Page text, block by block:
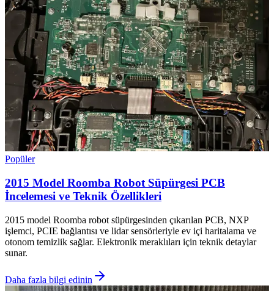
Popüler
2015 Model Roomba Robot Süpürgesi PCB
İncelemesi ve Teknik Özellikleri
2015 model Roomba robot süpürgesinden çıkarılan PCB, NXP
işlemci, PCIE bağlantısı ve lidar sensörleriyle ev içi haritalama ve
otonom temizlik sağlar. Elektronik meraklıları için teknik detaylar
sunar.
Daha fazla bilgi edinin